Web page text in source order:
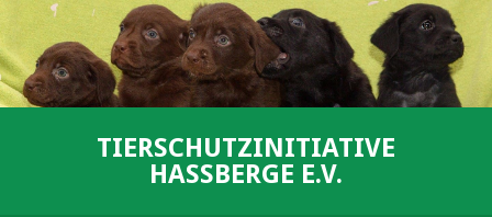
TIERSCHUTZINITIATIVE
HASSBERGE E.V.